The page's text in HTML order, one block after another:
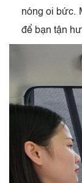
nóng oi bức.
để bạn tận